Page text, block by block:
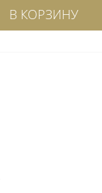
В КОРЗИНУ